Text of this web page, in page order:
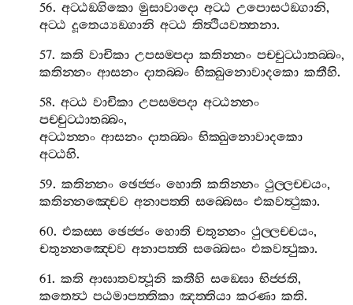
56.අට‍්ඨඞ‍්ගිකො මුසාවාදො අට‍්ඨ උපොසථඞ‍්ගානි,
අට‍්ඨ දූතෙය්‍යඞ‍්ගානි අට‍්ඨ තිත්‍ථියවත‍්තනා.
57.කති වාචිකා උපසම‍්පදා කතින‍්නං පච‍්චුට‍්ඨාතබ‍්බං,
කතින‍්නං ආසනං දාතබ‍්බං භික‍්ඛුනොවාදකො කතීහි.
58.අට‍්ඨ වාචිකා උපසම‍්පදා අට‍්ඨන‍්නං
පච‍්චුට‍්ඨාතබ‍්බං,
අට‍්ඨන‍්නං ආසනං දාතබ‍්බං භික‍්ඛුනොවාදකො
අට‍්ඨහි.
59.කතින‍්නං ඡෙජ‍්ජං හොති කතින‍්නං ථුල‍්ලච‍්චයං,
කතින‍්නඤ‍්චෙව අනාපත‍්ති සබ‍්බෙසං එකවත්‍ථුකා.
60.එකස‍්ස ඡෙජ‍්ජං හොති චතුන‍්නං ථුල‍්ලච‍්චයං,
චතුන‍්නඤ‍්චෙව අනාපත‍්ති සබ‍්බෙසං එකවත්‍ථුකා.
61.කති ආඝාතවත්‍ථූනි කතීහි සඞ‍්ඝො භිජ‍්ජති,
කතෙත්‍ථ පඨමාපත‍්තිකා ඤත‍්තියා කරණා කති.